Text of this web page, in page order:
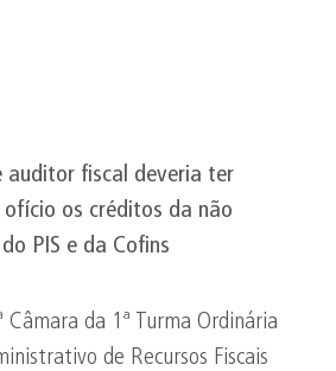
auditor fiscal deveria ter
os créditos da não
PIS e da Cofins
Câmara da 1ª Turma Ordinária
de Recursos Fiscais